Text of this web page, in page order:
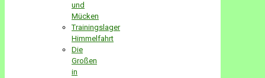
und
Mücken
Trainingslager
Himmelfahrt
Die
Großen
in